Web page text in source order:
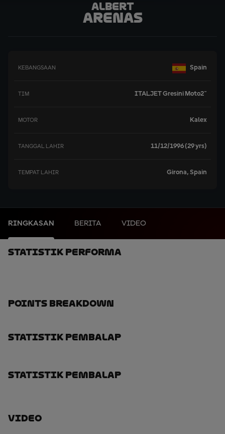
Albert
Arenas
KEBANGSAAN Spain
TIM ITALJET Gresini Moto2™
MOTOR Kalex
TANGGAL LAHIR 11/12/1996 (29 yrs)
TEMPAT LAHIR Girona, Spain
RINGKASAN BERITA VIDEO
Statistik Performa
Points Breakdown
Statistik Pembalap
Statistik Pembalap
Video